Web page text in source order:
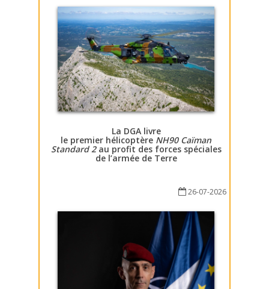
La DGA livre
le premier hélicoptère NH90 Caïman
Standard 2au profit des forces spéciales
de l’armée de Terre
26-07-2026